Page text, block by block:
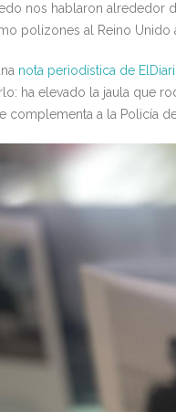
nos hablaron alrededor
polizones al Reino
nota periodística de
ha elevado la jaula que
complementa a la Policía